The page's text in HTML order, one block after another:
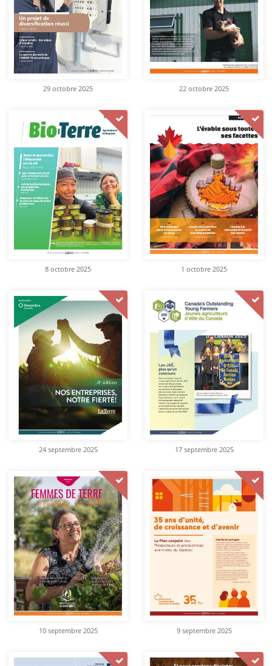
29 octobre 2025 22 octobre 2025
8 octobre 2025 1 octobre 2025
24 septembre 2025 17 septembre 2025
10 septembre 2025 9 septembre 2025